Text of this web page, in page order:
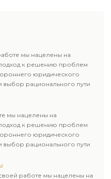
мы нацелены на
к решению проблем
юридического
выбор рационального пути
мы нацелены на
к решению проблем
юридического
выбор рационального пути
работе мы нацелены на